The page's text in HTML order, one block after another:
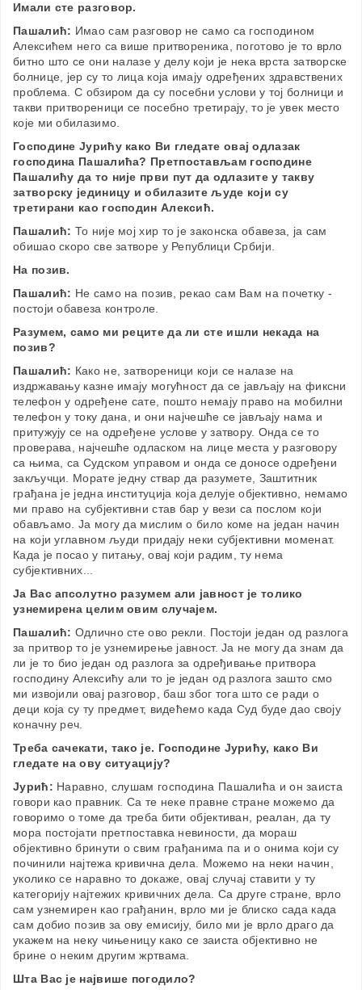
Имали сте разговор.
Пашалић: Имао сам разговор не само са господином
Алексићем него са више притвореника, поготово је то врло
битно што се они налазе у делу који је нека врста затворске
болнице, јер су то лица која имају одређених здравствених
проблема. С обзиром да су посебни услови у тој болници и
такви притвореници се посебно третирају, то је увек место
које ми обилазимо.
Господине Јурићу како Ви гледате овај одлазак
господина Пашалића? Претпостављам господине
Пашалићу да то није први пут да одлазите у такву
затворску јединицу и обилазите људе који су
третирани као господин Алексић.
Пашалић: То није мој хир то је законска обавеза, ја сам
обишао скоро све затворе у Републици Србији.
На позив.
Пашалић: Не само на позив, рекао сам Вам на почетку -
постоји обавеза контроле.
Разумем, само ми реците да ли сте ишли некада на
позив?
Пашалић: Како не, затвореници који се налазе на
издржавању казне имају могућност да се јављају на фиксни
телефон у одређене сате, пошто немају право на мобилни
телефон у току дана, и они најчешће се јављају нама и
притужују се на одређене услове у затвору. Онда се то
проверава, најчешће одласком на лице места у разговору
са њима, са Судском управом и онда се доносе одређени
закључци. Морате једну ствар да разумете, Заштитник
грађана је једна институција која делује објективно, немамо
ми право на субјективни став бар у вези са послом који
обављамо. Ја могу да мислим о било коме на један начин
на који углавном људи придају неки субјективни моменат.
Када је посао у питању, овај који радим, ту нема
субјективних...
Ја Вас апсолутно разумем али јавност је толико
узнемирена целим овим случајем.
Пашалић: Одлично сте ово рекли. Постоји један од разлога
за притвор то је узнемирење јавност. Ја не могу да знам да
ли је то био један од разлога за одређивање притвора
господину Алексићу али то је један од разлога зашто смо
ми извојили овај разговор, баш због тога што се ради о
деци која су ту предмет, видећемо када Суд буде дао своју
коначну реч.
Треба сачекати, тако је. Господине Јурићу, како Ви
гледате на ову ситуацију?
Јурић: Наравно, слушам господина Пашалића и он заиста
говори као правник. Са те неке правне стране можемо да
говоримо о томе да треба бити објективан, реалан, да ту
мора постојати претпоставка невиности, да мораш
објективно бринути о свим грађанима па и о онима који су
починили најтежа кривична дела. Можемо на неки начин,
уколико се наравно то докаже, овај случај ставити у ту
категорију најтежих кривичних дела. Са друге стране, врло
сам узнемирен као грађанин, врло ми је блиско сада када
сам добио позив за ову емисију, било ми је врло драго да
укажем на неку чињеницу како се заиста објективно не
брине о неким другим жртвама.
Шта Вас је највише погодило?